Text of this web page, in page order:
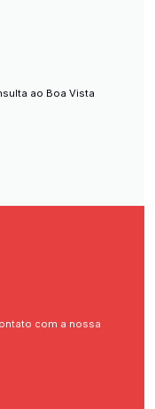
ao Boa Vista
com a nossa